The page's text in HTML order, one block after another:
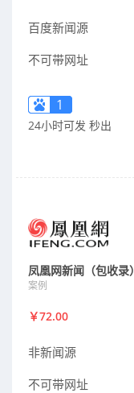
百度新闻源
不可带网址
1
24小时可发 秒出
凤凰网新闻（包收录）
案例
￥72.00
非新闻源
不可带网址